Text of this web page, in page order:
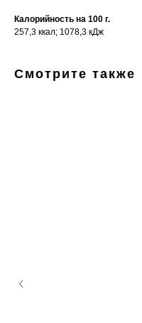
Калорийность на 100 г.
257,3 ккал; 1078,3 кДж
Смотрите также